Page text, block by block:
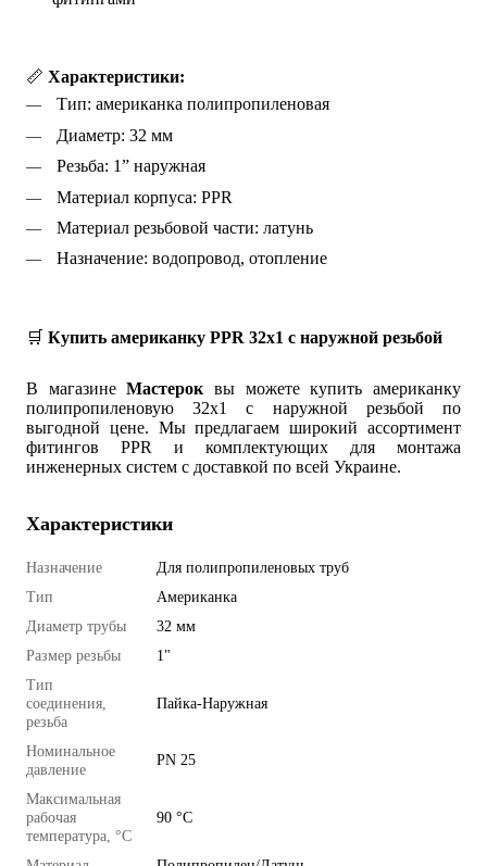
📏 Характеристики:
Тип: американка полипропиленовая
Диаметр: 32 мм
Резьба: 1” наружная
Материал корпуса: PPR
Материал резьбовой части: латунь
Назначение: водопровод, отопление
🛒 Купить американку PPR 32x1 с наружной резьбой
В магазинеМастерок вы можете купить американку
полипропиленовую 32x1 с наружной резьбой по
выгодной цене. Мы предлагаем широкий ассортимент
фитингов PPR и комплектующих для монтажа
инженерных систем с доставкой по всей Украине.
Характеристики
Назначение
Для полипропиленовых труб
Тип
Американка
Диаметр трубы
32 мм
Размер резьбы
1"
Тип
соединения,
резьба
Пайка-Наружная
Номинальное
давление
PN 25
Максимальная
рабочая
температура, °C
90 °C